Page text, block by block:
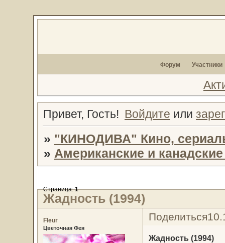
Форум Участники
Привет, Гость! Войдите или
» "КИНОДИВА" Кино,
» Американские и
Жадность (1994)
Страница:1
Поделиться
Fleur
Цветочная Фея
Жадность (1994)